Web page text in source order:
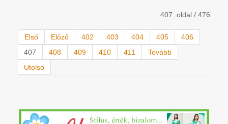
407. oldal / 476
Első Előző 402 403 404 405
406
407
408 409 410 411
Tovább
Utolsó